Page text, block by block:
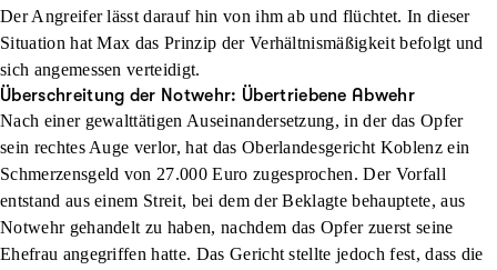
Der Angreifer lässt darauf hin von ihm ab und flüchtet. In dieser
Situation hat Max das Prinzip der Verhältnismäßigkeit befolgt und
sich angemessen verteidigt.
Überschreitung der Notwehr: Übertriebene Abwehr
Nach einer gewalttätigen Auseinandersetzung, in der das Opfer
sein rechtes Auge verlor, hat das Oberlandesgericht Koblenz ein
Schmerzensgeld von 27.000 Euro zugesprochen. Der Vorfall
entstand aus einem Streit, bei dem der Beklagte behauptete, aus
Notwehr gehandelt zu haben, nachdem das Opfer zuerst seine
Ehefrau angegriffen hatte. Das Gericht stellte jedoch fest, dass die